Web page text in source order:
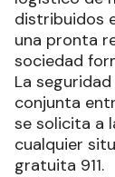
distribuidos
una pronta
sociedad
La
conjunta
se solicita a
cualquier
gratuita 911.